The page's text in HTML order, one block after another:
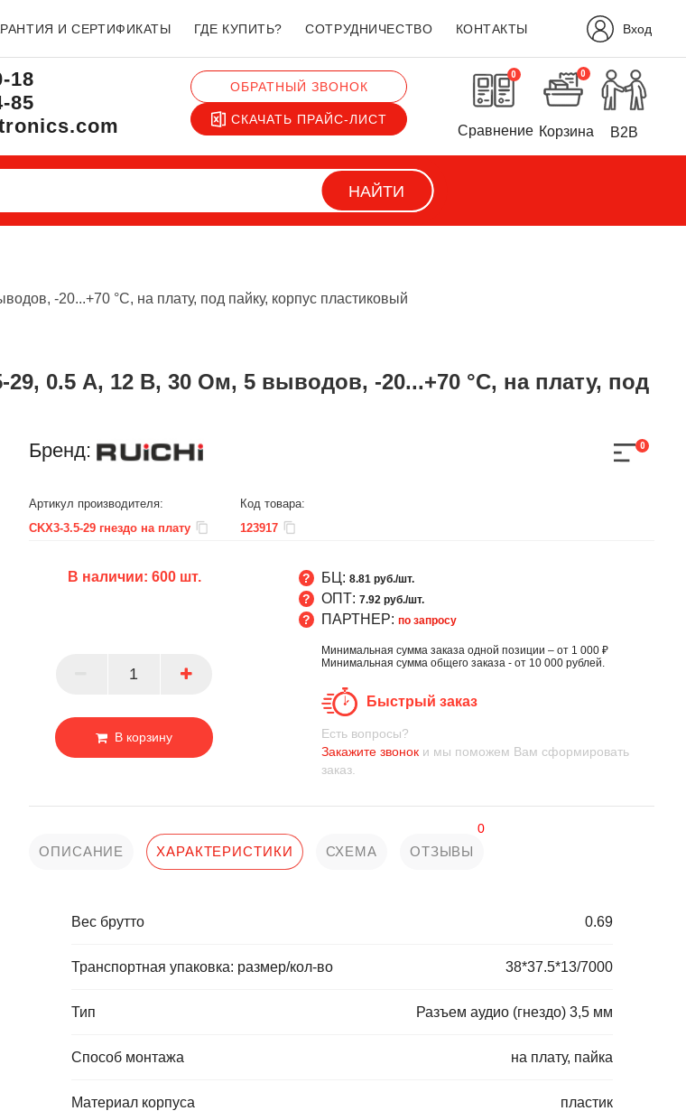
И СЕРТИФИКАТЫ ГДЕ КУПИТЬ? СОТРУДНИЧЕСТВО КОНТАКТЫ Вход
18
85
ОБРАТНЫЙ ЗВОНОК
СКАЧАТЬ ПРАЙС-ЛИСТ
0
Сравнение
0
Корзина B2B
НАЙТИ
-20...+70 °C, на плату, под пайку, корпус пластиковый
Бренд: 0
Артикул производителя:
CKX3-3.5-29 гнездо на плату
Код товара:
123917
В наличии: 600шт.
В корзину
БЦ: 8.81 руб./шт.
ОПТ: 7.92 руб./шт.
ПАРТНЕР: по запросу
Минимальная сумма заказа одной позиции – от 1 000 ₽
Минимальная сумма общего заказа - от 10 000 рублей.
Быстрый заказ
Есть вопросы?
Закажите звоноки мы поможем Вам сформировать
заказ.
ОПИСАНИЕ ХАРАКТЕРИСТИКИ СХЕМА ОТЗЫВЫ
0
Вес брутто 0.69
Транспортная упаковка: размер/кол-во 38*37.5*13/7000
Тип Разъем аудио (гнездо) 3,5 мм
Способ монтажа на плату, пайка
Материал корпуса пластик